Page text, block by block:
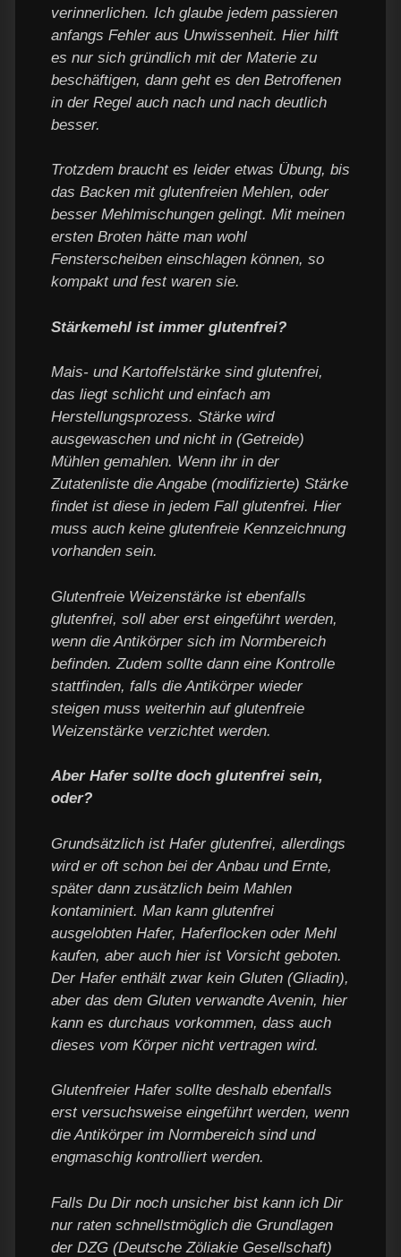
verinnerlichen. Ich glaube jedem passieren
anfangs Fehler aus Unwissenheit. Hier hilft
es nur sich gründlich mit der Materie zu
beschäftigen, dann geht es den Betroffenen
in der Regel auch nach und nach deutlich
besser.
Trotzdem braucht es leider etwas Übung, bis
das Backen mit glutenfreien Mehlen, oder
besser Mehlmischungen gelingt. Mit meinen
ersten Broten hätte man wohl
Fensterscheiben einschlagen können, so
kompakt und fest waren sie.
Stärkemehl ist immer glutenfrei?
Mais- und Kartoffelstärke sind glutenfrei,
das liegt schlicht und einfach am
Herstellungsprozess. Stärke wird
ausgewaschen und nicht in (Getreide)
Mühlen gemahlen. Wenn ihr in der
Zutatenliste die Angabe (modifizierte) Stärke
findet ist diese in jedem Fall glutenfrei. Hier
muss auch keine glutenfreie Kennzeichnung
vorhanden sein.
Glutenfreie Weizenstärke ist ebenfalls
glutenfrei, soll aber erst eingeführt werden,
wenn die Antikörper sich im Normbereich
befinden. Zudem sollte dann eine Kontrolle
stattfinden, falls die Antikörper wieder
steigen muss weiterhin auf glutenfreie
Weizenstärke verzichtet werden.
Aber Hafer sollte doch glutenfrei sein,
oder?
Grundsätzlich ist Hafer glutenfrei, allerdings
wird er oft schon bei der Anbau und Ernte,
später dann zusätzlich beim Mahlen
kontaminiert. Man kann glutenfrei
ausgelobten Hafer, Haferflocken oder Mehl
kaufen, aber auch hier ist Vorsicht geboten.
Der Hafer enthält zwar kein Gluten (Gliadin),
aber das dem Gluten verwandte Avenin, hier
kann es durchaus vorkommen, dass auch
dieses vom Körper nicht vertragen wird.
Glutenfreier Hafer sollte deshalb ebenfalls
erst versuchsweise eingeführt werden, wenn
die Antikörper im Normbereich sind und
engmaschig kontrolliert werden.
Falls Du Dir noch unsicher bist kann ich Dir
nur raten schnellstmöglich die Grundlagen
der DZG (Deutsche Zöliakie Gesellschaft)